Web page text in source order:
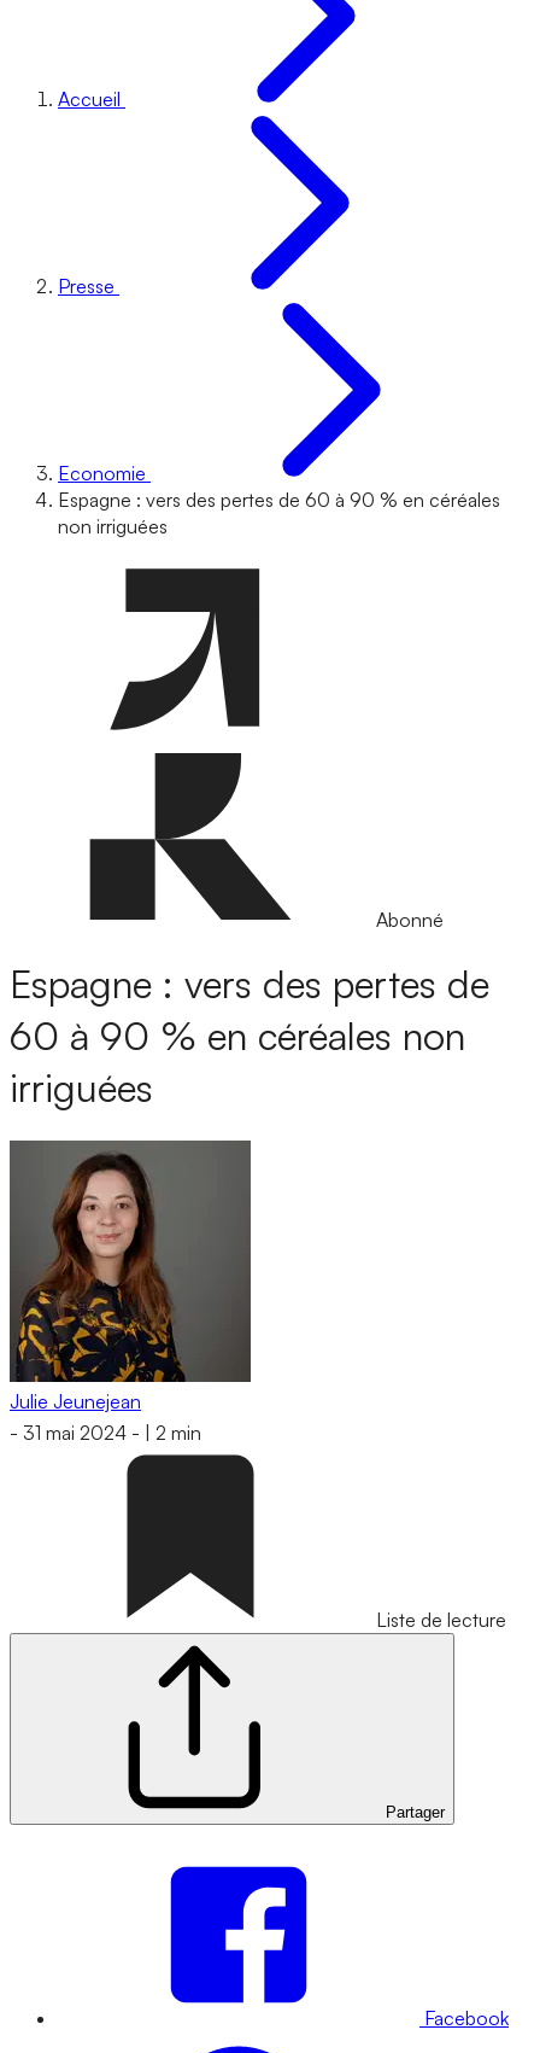
Accueil
Presse
Economie
Espagne : vers des pertes de 60 à 90 % en céréales
non irriguées
Abonné
Espagne : vers des pertes de
60 à 90 % en céréales non
irriguées
Julie Jeunejean
- 31 mai 2024 - 2 min
Liste de lecture
Partager
Facebook